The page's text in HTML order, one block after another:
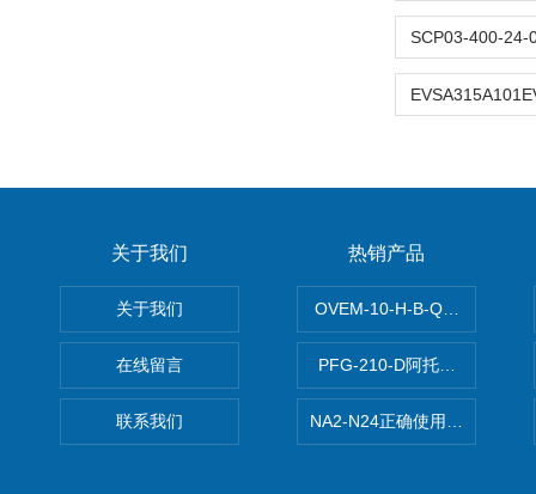
关于我们
关于我们
在线留言
联系我们
热销产品
OVEM-10-H-B-QO-CE-N-2P
PFG-210-D阿托斯ATOS电
NA2-N24正确使用松下安全光